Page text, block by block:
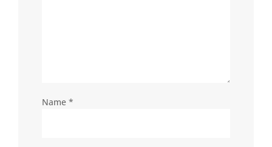
Name *